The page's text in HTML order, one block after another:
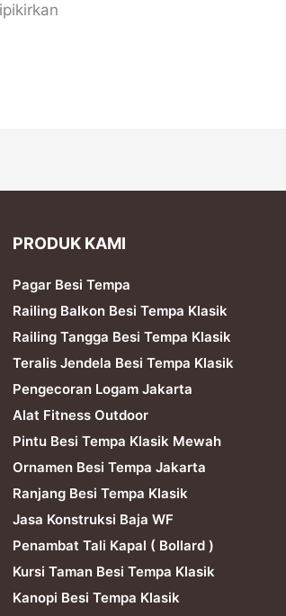
PRODUK KAMI
Pagar Besi Tempa
Railing Balkon Besi Tempa Klasik
Railing Tangga Besi Tempa Klasik
Teralis Jendela Besi Tempa Klasik
Pengecoran Logam Jakarta
Alat Fitness Outdoor
Pintu Besi Tempa Klasik Mewah
Ornamen Besi Tempa Jakarta
Ranjang Besi Tempa Klasik
Jasa Konstruksi Baja WF
Penambat Tali Kapal ( Bollard )
Kursi Taman Besi Tempa Klasik
Kanopi Besi Tempa Klasik